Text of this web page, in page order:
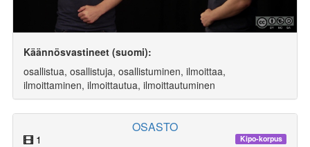
Käännösvastineet (suomi):
osallistua, osallistuja, osallistuminen, ilmoittaa,
ilmoittaminen, ilmoittautua, ilmoittautuminen
OSASTO
1 Kipo-korpus